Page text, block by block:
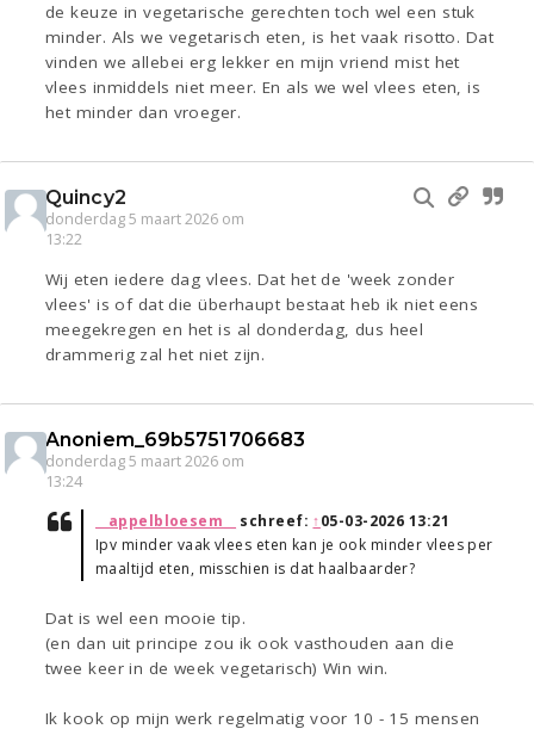
de keuze in vegetarische gerechten toch wel een stuk
minder. Als we vegetarisch eten, is het vaak risotto. Dat
vinden we allebei erg lekker en mijn vriend mist het
vlees inmiddels niet meer. En als we wel vlees eten, is
het minder dan vroeger.
Quincy2
donderdag 5 maart 2026 om
13:22
Wij eten iedere dag vlees. Dat het de 'week zonder
vlees' is of dat die überhaupt bestaat heb ik niet eens
meegekregen en het is al donderdag, dus heel
drammerig zal het niet zijn.
Anoniem_69b5751706683
donderdag 5 maart 2026 om
13:24
__appelbloesem__
schreef: ↑05-03-2026 13:21
Ipv minder vaak vlees eten kan je ook minder vlees per
maaltijd eten, misschien is dat haalbaarder?
Dat is wel een mooie tip.
(en dan uit principe zou ik ook vasthouden aan die
twee keer in de week vegetarisch) Win win.
Ik kook op mijn werk regelmatig voor 10 - 15 mensen